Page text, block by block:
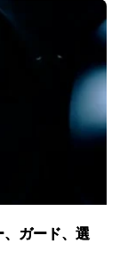
ガード、選